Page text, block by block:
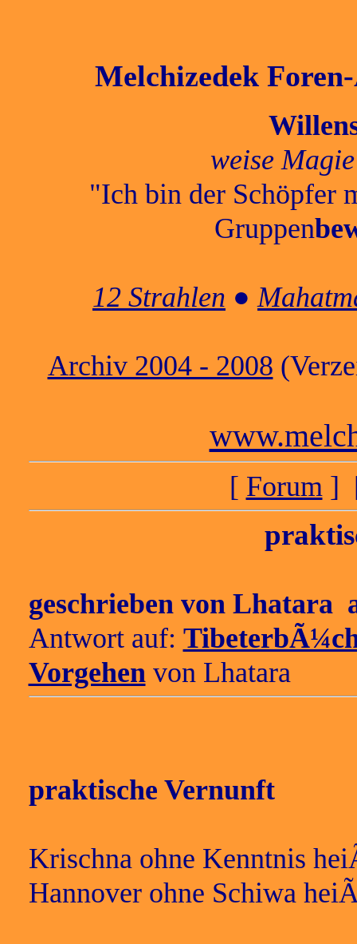
Melchizedek
weise
"Ich bin der Schöpfer
Gruppen
12 Strahlen ●
Archiv 2004 - 2008
[ Forum]
geschrieben von Lhatara
Antwort auf:
Vorgehenvon Lhatara
praktische Vernunft
Krischna ohne Kenntnis
Hannover ohne Schiwa